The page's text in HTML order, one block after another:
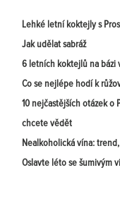
Lehké letní koktejly s
Jak udělat sabráž
6 letních koktejlů na bázi
Co se nejlépe hodí k
10 nejčastějších otázek o
chcete vědět
Nealkoholická vína:
Oslavte léto se šumivým